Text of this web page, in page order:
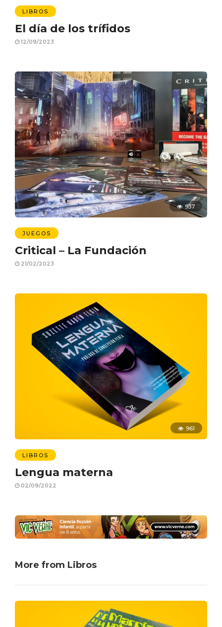
LIBROS
El día de los trífidos
12/09/2023
937
JUEGOS
Critical – La Fundación
21/02/2023
961
LIBROS
Lengua materna
02/09/2022
More from Libros